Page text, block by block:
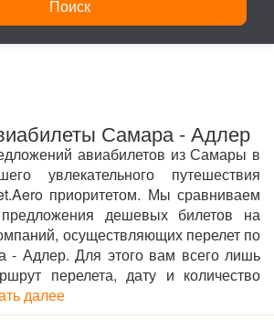
Поиск
Самара - Адлер
авиабилетов из Самары в
увлекательного путешествия
приоритетом. Мы сравниваем
дешевых билетов на
осуществляющих перелет по
- Адлер. Для этого вам всего лишь
перелета, дату и количество
далее